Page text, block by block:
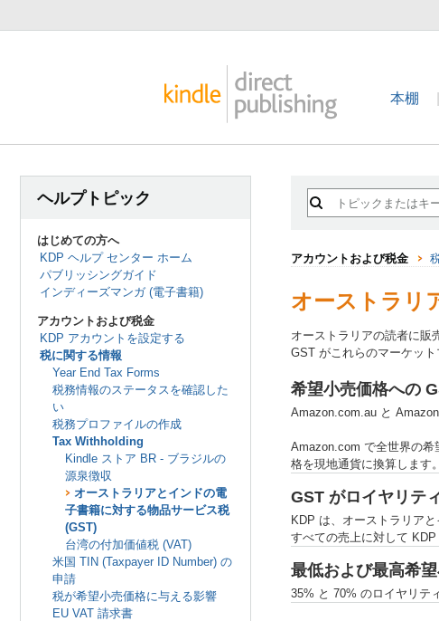
本棚
ヘルプトピック
はじめての方へ
KDP ヘルプ センター ホーム
パブリッシングガイド
インディーズマンガ (電子書籍)
アカウントおよび税金
KDP アカウントを設定する
税に関する情報
Year End Tax Forms
税務情報のステータスを確認した
い
税務プロファイルの作成
Tax Withholding
Kindle ストア BR - ブラジルの
源泉徴収
オーストラリアとインドの電
子書籍に対する物品サービス税
(GST)
台湾の付加価値税 (VAT)
米国 TIN (Taxpayer ID Number) の
申請
税が希望小売価格に与える影響
EU VAT 請求書
アカウントおよび税金
オーストラリ
オーストラリアの読者に販
GST がこれらのマーケッ
希望小売価格への
Amazon.com.au と
Amazon.com で全世界の
格を現地通貨に換算します
GST がロイヤリテ
KDP は、オーストラリア
すべての売上に対して
最低および最高希
35% と 70% のロイヤリテ